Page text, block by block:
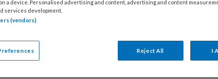
lezen?
a device. Personalised advertising and content, advertising and content
services development.
(vendors)
Reject All I